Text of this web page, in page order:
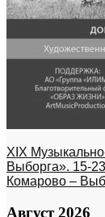
XIX
Выборга». 15-
Комарово –
Август 2026